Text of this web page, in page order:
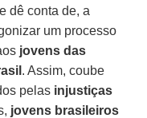
dê conta de, a
um processo
jovens das
. Assim, coube
pelas injustiças
jovens brasileiros